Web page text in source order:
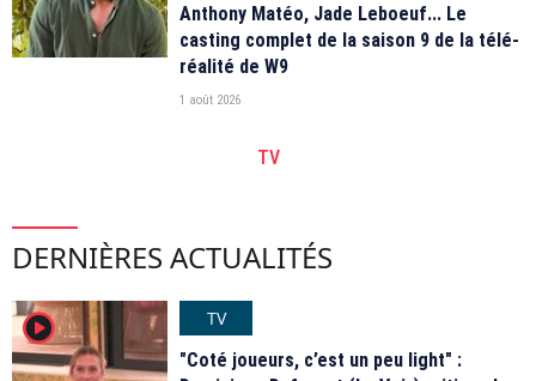
Anthony Matéo, Jade Leboeuf... Le
casting complet de la saison 9 de la télé-
réalité de W9
1 août 2026
TV
DERNIÈRES ACTUALITÉS
player2
TV
"Coté joueurs, c’est un peu light" :